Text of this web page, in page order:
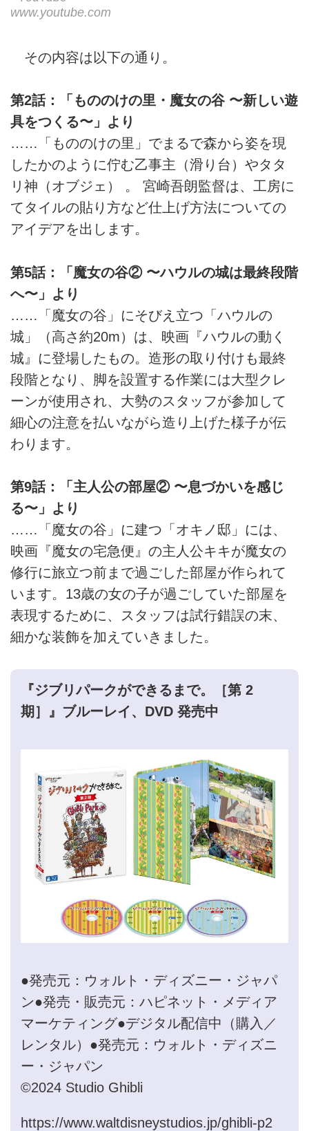
www.youtube.com
その内容は以下の通り。
第2話：「もののけの里・魔女の谷 〜新しい遊
具をつくる〜」より
……「もののけの里」でまるで森から姿を現
したかのように佇む乙事主（滑り台）やタタ
リ神（オブジェ） 。 宮崎吾朗監督は、工房に
てタイルの貼り方など仕上げ方法についての
アイデアを出します。
第5話：「魔女の谷② 〜ハウルの城は最終段階
へ〜」より
……「魔女の谷」にそびえ立つ「ハウルの
城」（高さ約20m）は、映画『ハウルの動く
城』に登場したもの。造形の取り付けも最終
段階となり、脚を設置する作業には大型クレ
ーンが使用され、大勢のスタッフが参加して
細心の注意を払いながら造り上げた様子が伝
わります。
第9話：「主人公の部屋② 〜息づかいを感じ
る〜」より
……「魔女の谷」に建つ「オキノ邸」には、
映画『魔女の宅急便』の主人公キキが魔女の
修行に旅立つ前まで過ごした部屋が作られて
います。13歳の女の子が過ごしていた部屋を
表現するために、スタッフは試行錯誤の末、
細かな装飾を加えていきました。
『ジブリパークができるまで。［第 2
期］』ブルーレイ、DVD 発売中
●発売元：ウォルト・ディズニー・ジャパ
ン●発売・販売元：ハピネット・メディア
マーケティング●デジタル配信中（購入／
レンタル）●発売元：ウォルト・ディズニ
ー・ジャパン
©2024 Studio Ghibli
https://www.waltdisneystudios.jp/ghibli-p2